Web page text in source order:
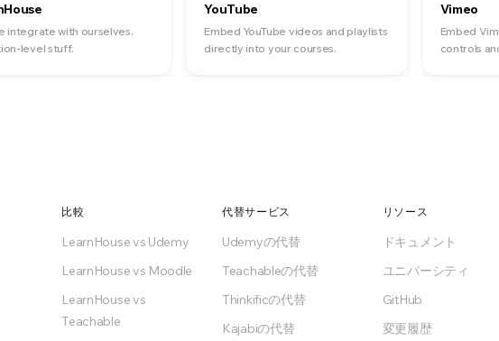
integrate with ourselves.
level stuff.
YouTube
Embed YouTube videos and playlists
directly into your courses.
Vimeo
Embed
controls
比較
LearnHouse vs Udemy
LearnHouse vs Moodle
LearnHouse vs
Teachable
代替サービス
Udemyの代替
Teachableの代替
Thinkificの代替
Kajabiの代替
リソース
ドキュメント
ユニバーシティ
GitHub
変更履歴